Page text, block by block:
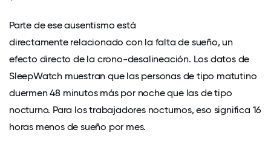
Parte de ese ausentismo está
directamente relacionado con la falta de sueño, un
efecto directo de la crono-desalineación. Los datos de
SleepWatch muestran que las personas de tipo matutino
duermen 48 minutos más por noche que las de tipo
nocturno. Para los trabajadores nocturnos, eso significa 16
horas menos de sueño por mes.